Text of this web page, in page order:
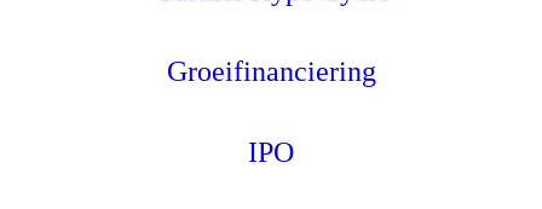
Groeifinanciering
IPO